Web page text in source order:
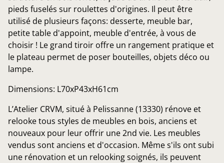
pieds fuselés sur roulettes d'origines. Il peut être
utilisé de plusieurs façons: desserte, meuble bar,
petite table d'appoint, meuble d'entrée, à vous de
choisir ! Le grand tiroir offre un rangement pratique et
le plateau permet de poser bouteilles, objets déco ou
lampe.
Dimensions: L70xP43xH61cm
L’Atelier CRVM, situé à Pelissanne (13330) rénove et
relooke tous styles de meubles en bois, anciens et
nouveaux pour leur offrir une 2nd vie. Les meubles
vendus sont anciens et d'occasion. Même s'ils ont subi
une rénovation et un relooking soignés, ils peuvent